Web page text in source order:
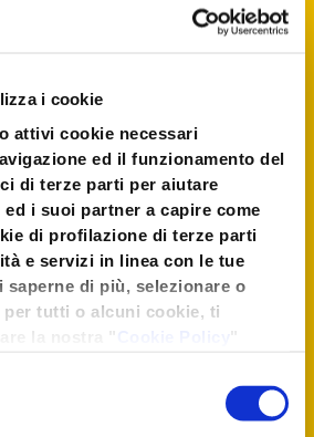
i cookie
attivi cookie necessari
ed il funzionamento del
di terze parti per aiutare
i suoi partner a capire come
di profilazione di terze parti
e servizi in linea con le tue
saperne di più, selezionare o
per tutti o alcuni cookie, ti
ti consigliamo di premere
In una ciotola versate
, il lievito e
bene.
l’olio ed il latte,
avretesciolto una
di zafferano.
nuovamente.
l’uovo i
continuando ad
bene il tutto.